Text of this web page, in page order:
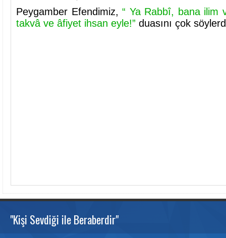
Peygamber Efendimiz,“ Ya Rabbî, bana ilim
takvâ ve âfiyet ihsan eyle!” duasını çok
"Kişi Sevdiği ile Beraberdir"